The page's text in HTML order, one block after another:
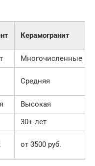
Керамогранит
Многочисленные
Средняя
Высокая
30+ лет
от 3500 руб.